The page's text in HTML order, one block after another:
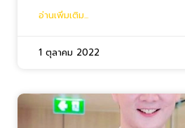
อ่านเพิ่มเติม...
1 ตุลาคม 2022